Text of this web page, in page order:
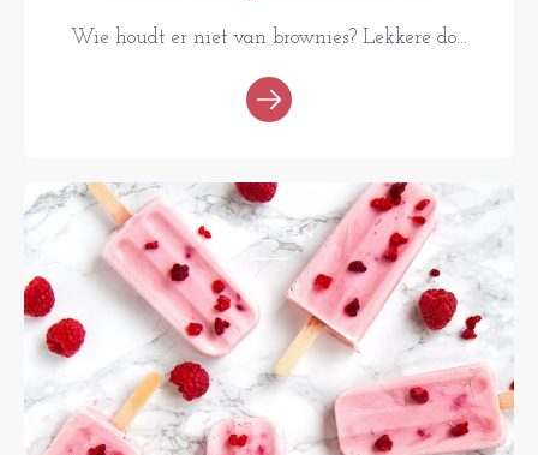
Wie houdt er niet van brownies? Lekkere do...
RECEPTEN